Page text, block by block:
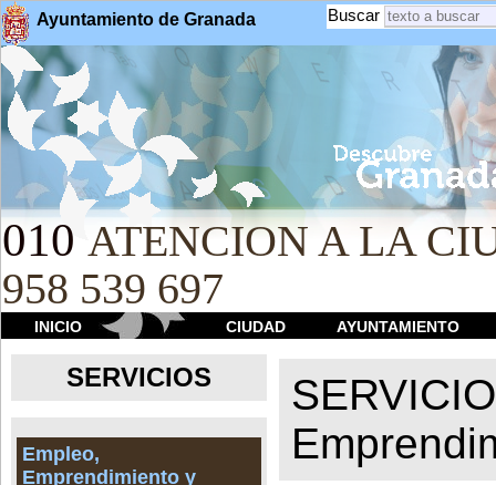
Ayuntamiento de Granada Buscar
010 ATENCION A LA
958 539 697
INICIO CIUDAD AYUNTAMIENTO
SERVICIOS
Empleo,
Emprendimiento y